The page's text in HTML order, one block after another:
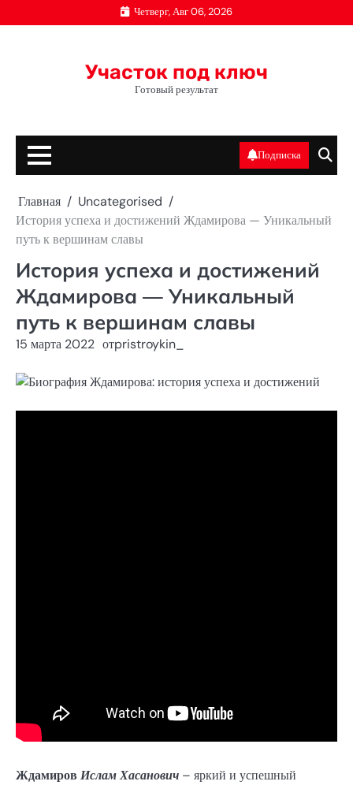
к
Четверг, Авг 06, 2026
Участок под ключ
Готовый результат
Подписка
Главная
Uncategorised
История успеха и достижений Ждамирова — Уникальный
путь к вершинам славы
История успеха и достижений
Ждамирова — Уникальный
путь к вершинам славы
15 марта 2022 отpristroykin_
Ждамиров Ислам Хасанович – яркий и успешный